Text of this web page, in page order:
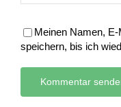
Meinen Namen,
speichern, bis ich